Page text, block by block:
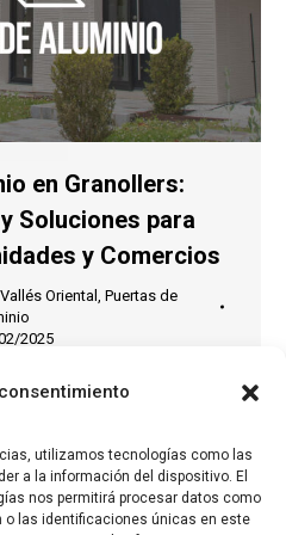
utilizamos tecnologías como las
a la información del dispositivo. El
nos permitirá procesar datos como
o las identificaciones únicas en este
en Granollers:
Soluciones para
y Comercios
Oriental , Puertas de
2025
Tipos,
Viviendas,
en una de las opciones
comunidades de
su combinación de